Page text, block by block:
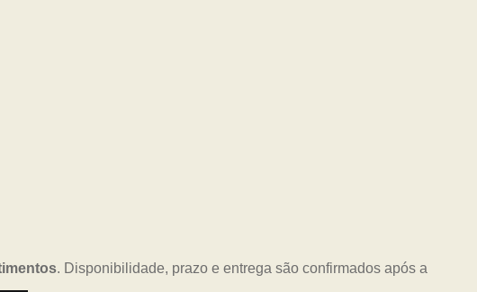
. Disponibilidade, prazo e entrega são confirmados após a